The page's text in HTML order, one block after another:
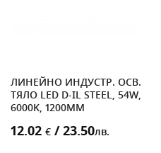
ЛИНЕЙНО ИНДУСТР. ОСВ.
ТЯЛО LED D-IL STEEL, 54W,
6000K, 1200MM
12.02 € / 23.50лв.